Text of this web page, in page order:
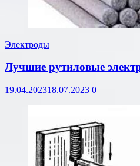
Электроды
Лучшие рутиловые
19.04.202318.07.2023 0